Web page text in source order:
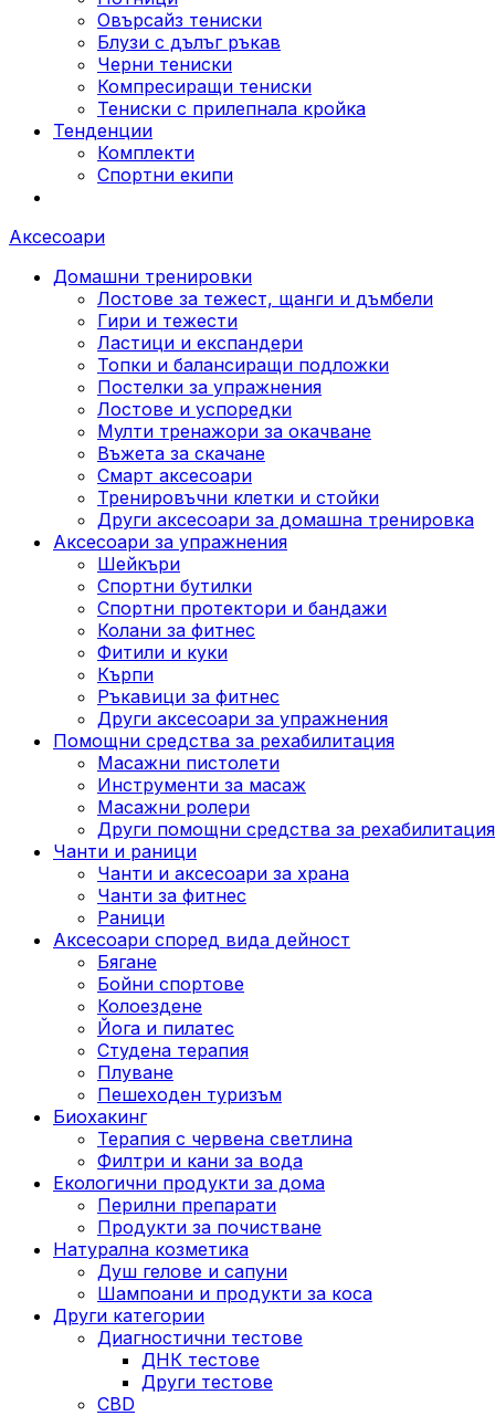
Овърсайз тениски
Блузи с дълъг ръкав
Черни тениски
Компресиращи тениски
Тениски с прилепнала кройка
Тенденции
Комплекти
Спортни екипи
Аксесоари
Домашни тренировки
Лостове за тежест, щанги и дъмбели
Гири и тежести
Ластици и експандери
Топки и балансиращи подложки
Постелки за упражнения
Лостове и успоредки
Мулти тренажори за окачване
Въжета за скачане
Смарт аксесоари
Тренировъчни клетки и стойки
Други аксесоари за домашна тренировка
Аксесоари за упражнения
Шейкъри
Спортни бутилки
Спортни протектори и бандажи
Колани за фитнес
Фитили и куки
Кърпи
Ръкавици за фитнес
Други аксесоари за упражнения
Помощни средства за рехабилитация
Масажни пистолети
Инструменти за масаж
Масажни ролери
Други помощни средства за рехабилитация
Чанти и раници
Чанти и аксесоари за храна
Чанти за фитнес
Раници
Аксесоари според вида дейност
Бягане
Бойни спортове
Колоездене
Йога и пилатес
Студена терапия
Плуване
Пешеходен туризъм
Биохакинг
Терапия с червена светлина
Филтри и кани за вода
Екологични продукти за дома
Перилни препарати
Продукти за почистване
Натурална козметика
Душ гелове и сапуни
Шампоани и продукти за коса
Други категории
Диагностични тестове
ДНК тестове
Други тестове
CBD